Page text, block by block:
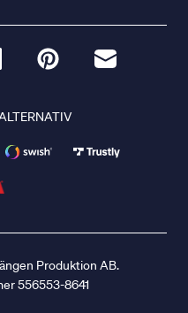
Produktion AB.
556553-8641